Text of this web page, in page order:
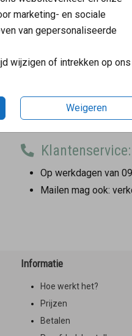
marketing- en sociale
van gepersonaliseerde
wijzigen of intrekken op ons
Weigeren
Op werkdagen van
Mailen mag ook:
Informatie
Hoe werkt het?
Prijzen
Betalen